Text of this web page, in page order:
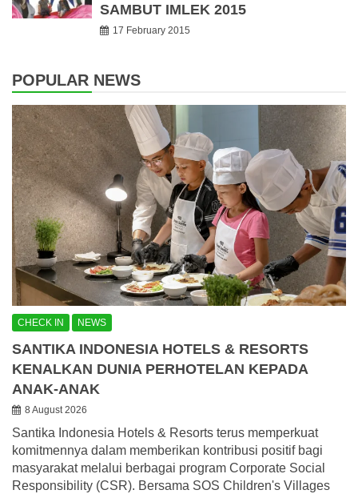
SAMBUT IMLEK 2015
17 February 2015
POPULAR NEWS
CHECK IN NEWS
SANTIKA INDONESIA HOTELS & RESORTS
KENALKAN DUNIA PERHOTELAN KEPADA
ANAK-ANAK
8 August 2026
Santika Indonesia Hotels & Resorts terus memperkuat
komitmennya dalam memberikan kontribusi positif bagi
masyarakat melalui berbagai program Corporate Social
Responsibility (CSR). Bersama SOS Children's Villages